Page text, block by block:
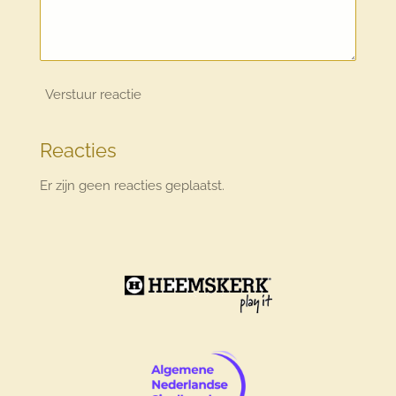
Verstuur reactie
Reacties
Er zijn geen reacties geplaatst.